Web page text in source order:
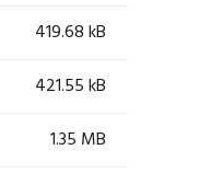
419.68 kB
421.55 kB
1.35 MB